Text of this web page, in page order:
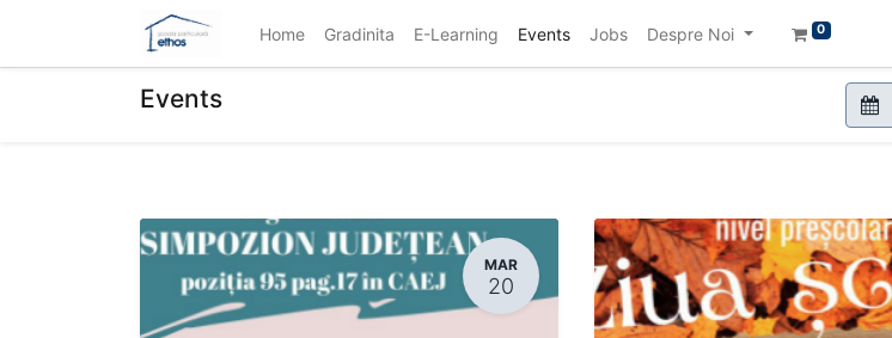
Home Gradinita E-Learning Events Jobs Despre Noi 0
Events
MAR
20